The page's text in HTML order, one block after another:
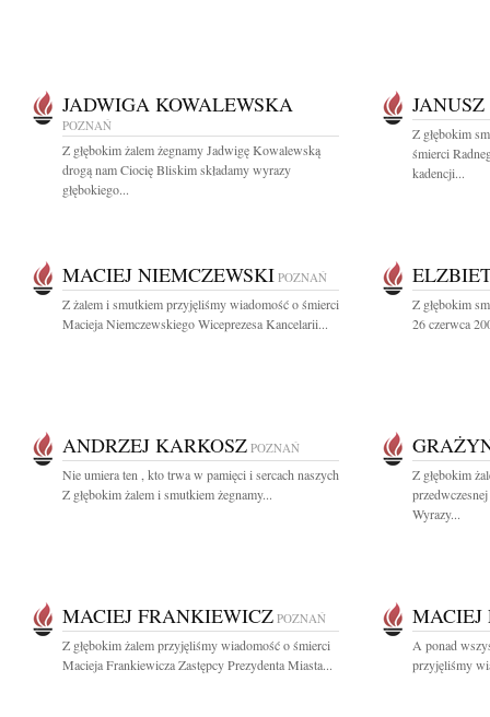
JADWIGA KOWALEWSKA
POZNAŃ
Z głębokim żalem żegnamy Jadwigę Kowalewską
drogą nam Ciocię Bliskim składamy wyrazy
głębokiego...
Z głębokim
śmierci
kadencji...
MACIEJ NIEMCZEWSKI POZNAŃ
Z żalem i smutkiem przyjęliśmy wiadomość o śmierci
Macieja Niemczewskiego Wiceprezesa Kancelarii...
Z głębokim
26 czerwca
ANDRZEJ KARKOSZ POZNAŃ
Nie umiera ten , kto trwa w pamięci i sercach naszych
Z głębokim żalem i smutkiem żegnamy...
Z głębokim
Wyrazy...
MACIEJ FRANKIEWICZ POZNAŃ
Z głębokim żalem przyjęliśmy wiadomość o śmierci
Macieja Frankiewicza Zastępcy Prezydenta Miasta...
MACIEJ
A ponad
przyjęliśmy